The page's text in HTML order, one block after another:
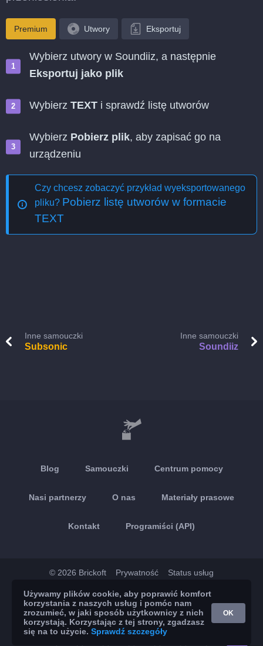
Premium Utwory Eksportuj
Wybierz utwory w Soundiiz, a następnie
Eksportuj jako plik
Wybierz TEXT i sprawdź listę utworów
Wybierz Pobierz plik, aby zapisać go na
urządzeniu
Czy chcesz zobaczyć przykład wyeksportowanego
pliku? Pobierz listę utworów w formacie
TEXT
Inne samouczki
Subsonic
Inne samouczki
Soundiiz
Blog Samouczki Centrum pomocy
Nasi partnerzy O nas Materiały prasowe
Kontakt Programiści (API)
© 2026 Brickoft Prywatność Status usług
App Store Google Play
Używamy plików cookie, aby poprawić komfort
korzystania z naszych usług i pomóc nam
zrozumieć, w jaki sposób użytkownicy z nich
korzystają. Korzystając z tej strony, zgadzasz
się na to użycie. Sprawdź szczegóły
OK